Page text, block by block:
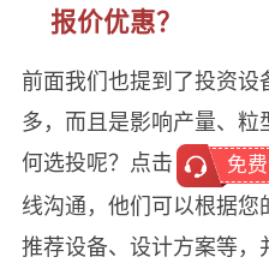
报价优惠？
前面我们也提到了投资
多，而且是影响产量、
何选投呢？点击
免
线沟通，他们可以根据
推荐设备、设计方案等